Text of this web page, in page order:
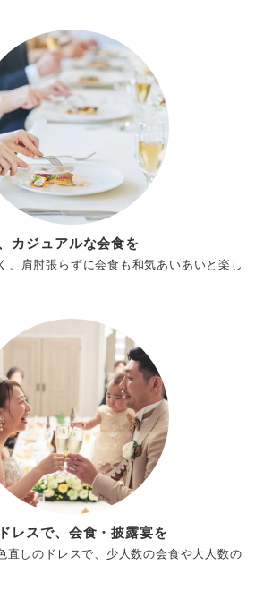
カジュアルな会食を
、肩肘張らずに会食も和気あいあいと楽し
レスで、会食・披露宴を
直しのドレスで、少人数の会食や大人数の